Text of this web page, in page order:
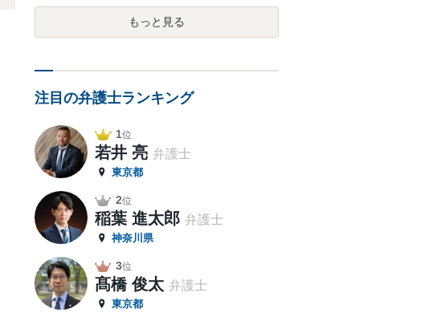
もっと見る
注目の弁護士ランキング
1位
若井 亮 弁護士
東京都
2位
稲葉 進太郎 弁護士
神奈川県
3位
髙橋 俊太 弁護士
東京都